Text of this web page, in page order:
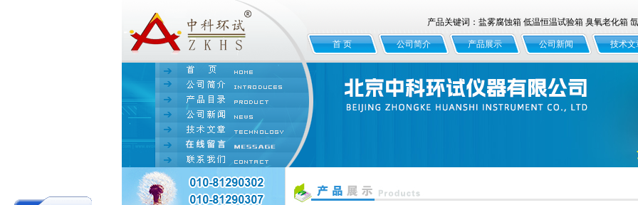
产品关键词：盐雾腐蚀箱 低温恒温试验箱 臭氧老化箱
首 页 公司简介 产品展示 公司新闻 技术文